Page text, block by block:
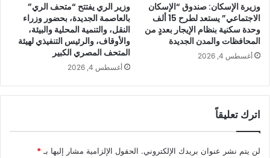
وزيرة الإسكان: صندوق “الإسكان
الاجتماعي” يستعد لطرح 15 ألف
وحدة سكنية بنظام الإيجار بعددٍ من
المحافظات والمدن الجديدة
أغسطس 4, 2026
وزير الري يفتتح “متحف الري”
بالعاصمة الجديدة، بحضور وزراء
النقل، والتنمية المحلية والبيئة،
والأوقاف، والرئيس التنفيذي لهيئة
المتحف المصري الكبير
أغسطس 4, 2026
اترك تعليقاً
لن يتم نشر عنوان بريدك الإلكتروني. الحقول الإلزامية مشار إليها بـ *